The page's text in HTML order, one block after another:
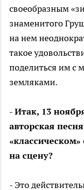
своеобразным
знаменитого
на нем
такое
поделиться им с
земляками.
- Итак, 13
авторская
на сцену?
- Это